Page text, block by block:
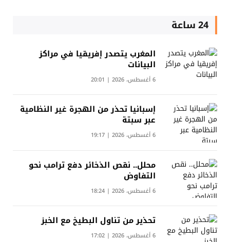
24 ساعة
المغرب يتصدر إفريقيا في مراكز
البيانات
6 أغسطس، 2026 | 20:01
إسبانيا تحذر من الهجرة غير النظامية
عبر سبتة
6 أغسطس، 2026 | 19:17
محلل.. نقص الذخائر دفع ترامب نحو
التفاوض
6 أغسطس، 2026 | 18:24
تحذير من تناول البطيخ مع الخبز
6 أغسطس، 2026 | 17:02